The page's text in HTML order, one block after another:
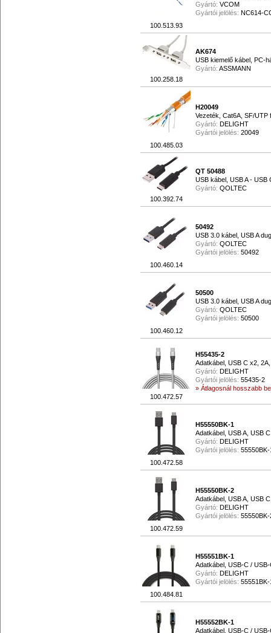
100.513.93
Gyártó: VCOM
Gyártói jelölés: NC614-
100.258.18
AK674
USB kiemelő kábel, PC-
Gyártó: ASSMANN
100.485.03
H20049
Vezeték, Cat6A, SF/
Gyártó: DELIGHT
Gyártói jelölés: 20049
100.392.74
QT 50488
USB kábel, USB A - USB
Gyártó: QOLTEC
100.460.14
50492
USB 3.0 kábel, USB A
Gyártó: QOLTEC
Gyártói jelölés: 50492
100.460.12
50500
USB 3.0 kábel, USB A
Gyártó: QOLTEC
Gyártói jelölés: 50500
100.472.57
H55435-2
Adatkábel, USB C x2,
Gyártó: DELIGHT
Gyártói jelölés: 55435-2
» Átlagosnál hosszabb
100.472.58
H55550BK-1
Adatkábel, USB A, USB
Gyártó: DELIGHT
Gyártói jelölés: 55550BK-
100.472.59
H55550BK-2
Adatkábel, USB A, USB
Gyártó: DELIGHT
Gyártói jelölés: 55550BK-
100.484.81
H55551BK-1
Adatkábel, USB-C /
Gyártó: DELIGHT
Gyártói jelölés: 55551BK-
H55552BK-1
Adatkábel, USB-C /